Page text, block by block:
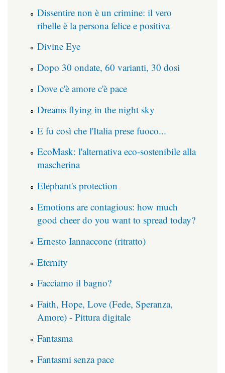
Dissentire non è un crimine: il vero
ribelle è la persona felice e positiva
Divine Eye
Dopo 30 ondate, 60 varianti, 30 dosi
Dove c'è amore c'è pace
Dreams flying in the night sky
E fu così che l'Italia prese fuoco...
EcoMask: l'alternativa eco-sostenibile alla
mascherina
Elephant's protection
Emotions are contagious: how much
good cheer do you want to spread today?
Ernesto Iannaccone (ritratto)
Eternity
Facciamo il bagno?
Faith, Hope, Love (Fede, Speranza,
Amore) - Pittura digitale
Fantasma
Fantasmi senza pace